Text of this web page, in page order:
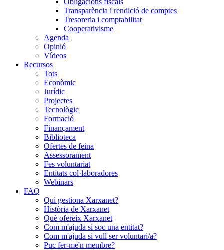
Transparència i rendició de comptes
Tresoreria i comptabilitat
Cooperativisme
Agenda
Opinió
Vídeos
Recursos
Tots
Econòmic
Jurídic
Projectes
Tecnològic
Formació
Finançament
Biblioteca
Ofertes de feina
Assessorament
Fes voluntariat
Entitats col·laboradores
Webinars
FAQ
Qui gestiona Xarxanet?
Història de Xarxanet
Què ofereix Xarxanet
Com m'ajuda si soc una entitat?
Com m'ajuda si vull ser voluntari/a?
Puc fer-me'n membre?